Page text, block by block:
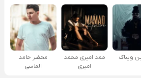
ویناک
ممد امیری محمد
امیری
محضر حامد
الماسی